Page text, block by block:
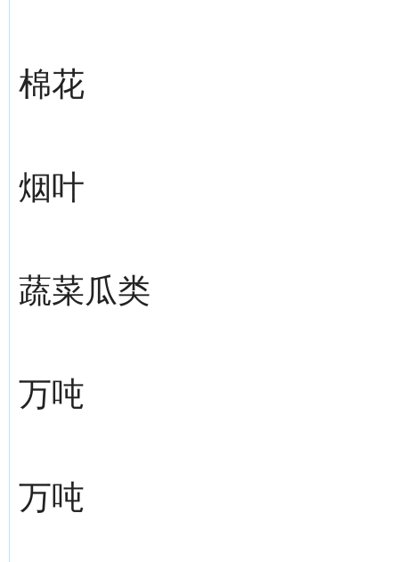
棉花
烟叶
蔬菜瓜类
万吨
万吨